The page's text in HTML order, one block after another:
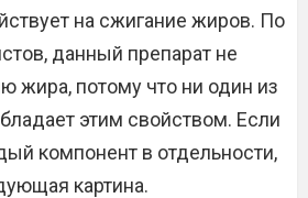
на сжигание жиров. По
данный препарат не
жира, потому что ни один из
этим свойством. Если
компонент в отдельности,
картина.